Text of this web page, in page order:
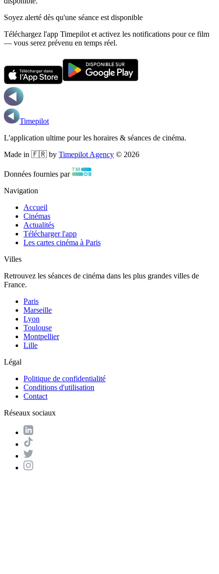
Soyez alerté dès qu'une séance est disponible
Téléchargez l'app Timepilot et activez les notifications pour ce film
— vous serez prévenu en temps réel.
Timepilot
L'application ultime pour les horaires & séances de cinéma.
Made in 🇫🇷 by Timepilot Agency © 2026
Données fournies par
Navigation
Accueil
Cinémas
Actualités
Télécharger l'app
Les cartes cinéma à Paris
Villes
Retrouvez les séances de cinéma dans les plus grandes villes de
France.
Paris
Marseille
Lyon
Toulouse
Montpellier
Lille
Légal
Politique de confidentialité
Conditions d'utilisation
Contact
Réseaux sociaux